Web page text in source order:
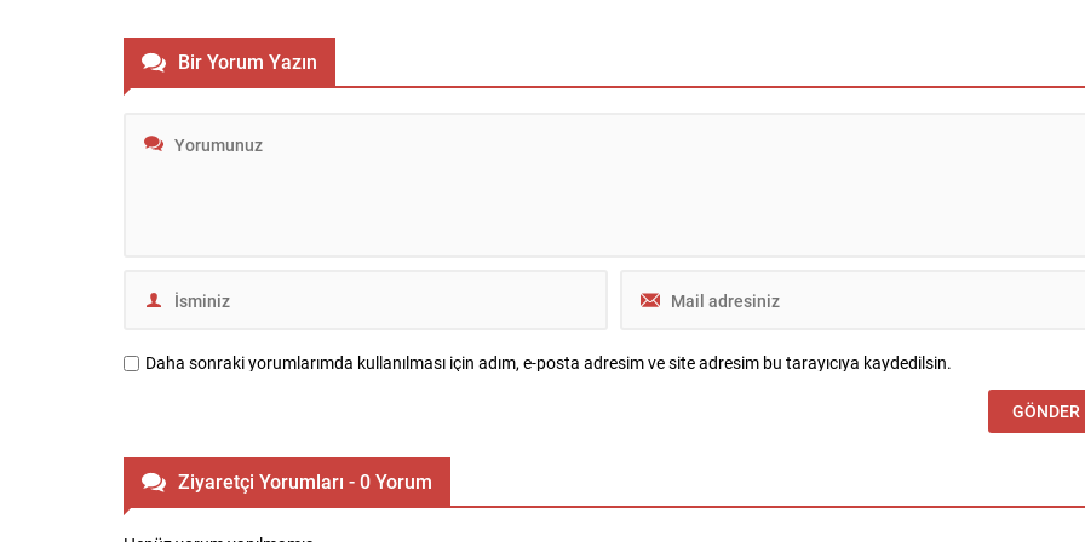
Kitabı’na giren GTG projesinin ikincisi için
mutabakat zaptı imzaladı. GTG-2
projesiyle ilgili olarak Türkmenhimya,
Heavy Industries ve Itochu Cooperation
Bir Yorum Yazın
Daha sonraki yorumlarımda kullanılması için adım, e-posta adresim ve site adresim bu tarayıcıya kaydedilsin.
Ziyaretçi Yorumları - 0 Yorum